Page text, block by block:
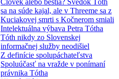
sa na súde kajal, ale v Threeme sa z
Kuciakovej smrti s Kočnerom smiali
Intelektuálna výbava Petra Tótha
Tóth nikdy zo Slovenskej
informačnej služby neodišiel
Z definície spolupáchateľstva
Spoluúčasť na vražde v ponímaní
právnika Tótha